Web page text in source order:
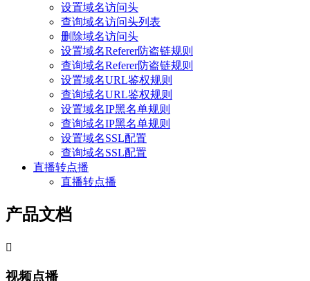
设置域名访问头
查询域名访问头列表
删除域名访问头
设置域名Referer防盗链规则
查询域名Referer防盗链规则
设置域名URL鉴权规则
查询域名URL鉴权规则
设置域名IP黑名单规则
查询域名IP黑名单规则
设置域名SSL配置
查询域名SSL配置
直播转点播
直播转点播
产品文档

视频点播